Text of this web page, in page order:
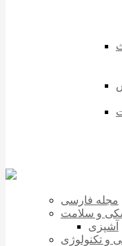
مجله فارسی
و سلامت
آشپزی
و تکنولوژی